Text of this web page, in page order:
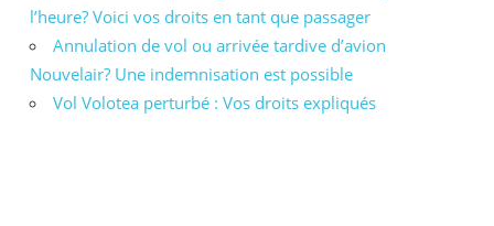
l’heure? Voici vos droits en tant que passager
Annulation de vol ou arrivée tardive d’avion
Nouvelair? Une indemnisation est possible
Vol Volotea perturbé : Vos droits expliqués